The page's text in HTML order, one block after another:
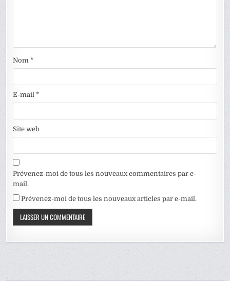
Nom*
E-mail*
Site web
Prévenez-moi de tous les nouveaux commentaires par e-
mail.
Prévenez-moi de tous les nouveaux articles par e-mail.